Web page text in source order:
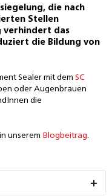
die nach
Stellen
verhindert das
die Bildung von
Sealer mit dem SC
oder Augenbrauen
die
unserem Blogbeitrag.